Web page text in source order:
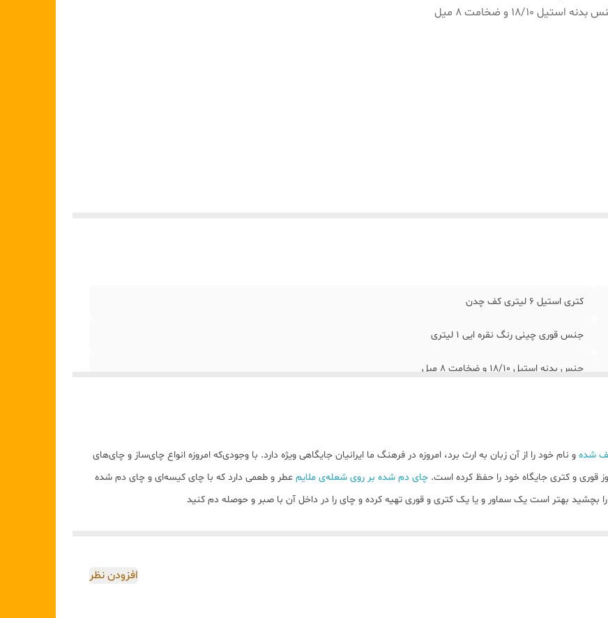
استیل ۱۸/۱۰ و ضخامت ۸ میل
کتری استیل ۶ لیتری کف چدن
جنس قوری چینی رنگ نقره ایی ۱ لیتری
جنس بدنه استیل ۱۸/۱۰ و ضخامت ۸ میل
شده و نام خود را از آن زبان به ارث برد، امروزه در فرهنگ ما ایرانیان جایگاهی ویژه دارد. با وجودی‌که امروزه انواع چای‌ساز و چای‌های
قوری و کتری جایگاه خود را حفظ کرده است. چای دم شده بر روی شعله‌ی ملایم عطر و طعمی دارد که با چای کیسه‌ای و چای دم شده
بهتر است یک سماور و یا یک کتری و قوری تهیه کرده و چای را در داخل آن با صبر و حوصله دم کنید
افزودن نظر